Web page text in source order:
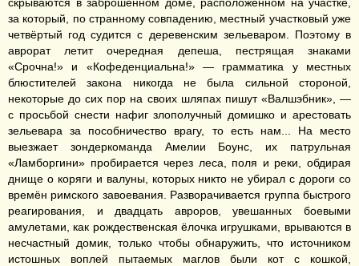
за который, по странному совпадению, местный участковый уже
четвёртый год судится с деревенским зельеваром. Поэтому в
аврорат летит очередная депеша, пестрящая знаками
«Срочна!» и «Кофеденциальна!» — грамматика у местных
блюстителей закона никогда не была сильной стороной,
некоторые до сих пор на своих шляпах пишут «Валшэбник», —
с просьбой снести нафиг злополучный домишко и арестовать
зельевара за пособничество врагу, то есть нам... На место
выезжает зондеркоманда Амелии Боунс, их патрульная
«Ламборгини» пробирается через леса, поля и реки, обдирая
днище о коряги и валуны, которых никто не убирал с дороги со
времён римского завоевания. Разворачивается группа быстрого
реагирования, и двадцать авроров, увешанных боевыми
амулетами, как рождественская ёлочка игрушками, врываются в
несчастный домик, только чтобы обнаружить, что источником
истошных воплей пытаемых маглов были кот с кошкой,